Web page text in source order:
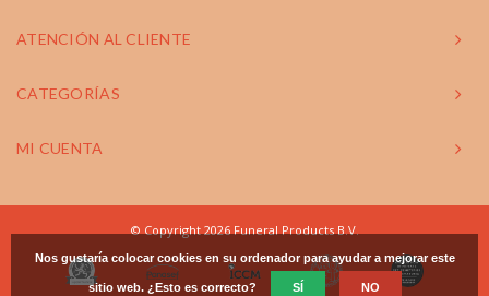
ATENCIÓN AL CLIENTE
CATEGORÍAS
MI CUENTA
© Copyright 2026 Funeral Products B.V.
Nos gustaría colocar cookies en su ordenador para ayudar a mejorar este
sitio web. ¿Esto es correcto? SÍ NO